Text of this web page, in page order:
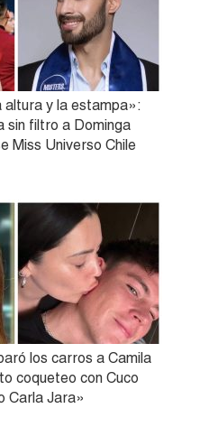
y la estampa»:
sin filtro a Dominga
Miss Universo Chile
los carros a Camila
coqueteo con Cuco
Carla Jara»